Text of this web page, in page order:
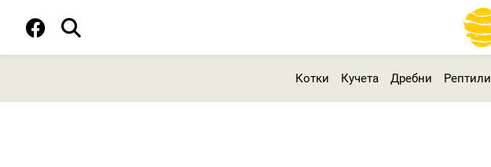
Котки Кучета Дребни Рептили